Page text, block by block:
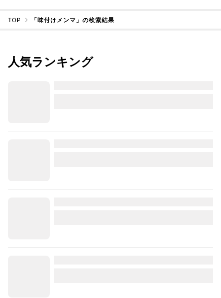
TOP 「味付けメンマ」の検索結果
人気ランキング